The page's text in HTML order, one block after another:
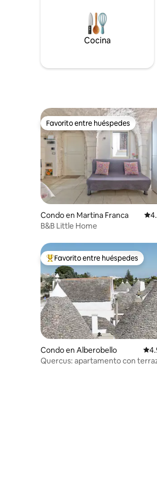
Cocina
Favorito entre huéspedes
Favorito entre huéspedes
Condo en Martina Franca
B&B Little Home
Favorito entre huéspedes preferido
Favorito entre huéspedes
Condo en Alberobello
Quercus: apartamento con